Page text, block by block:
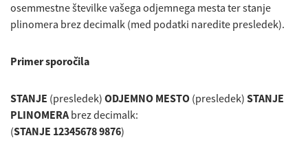
osemmestne številke vašega odjemnega mesta ter stanje
plinomera brez decimalk (med podatki naredite presledek).
Primer sporočila
STANJE (presledek) ODJEMNO MESTO (presledek) STANJE
PLINOMERAbrez decimalk:
(STANJE 12345678 9876)